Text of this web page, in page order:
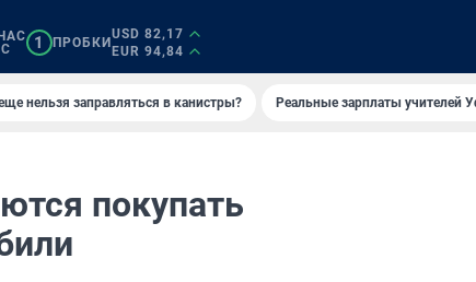
1 ПРОБКИ
USD 82,17
EUR 94,84
нельзя заправляться в канистры? Реальные зарплаты учителей
покупать